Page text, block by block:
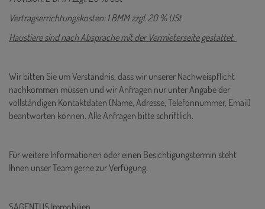
Vertragserrichtungskosten: 1 BMM zzgl. 20 % USt
Haustiere sind nach Absprache mit der Vermieterseite gestattet.
Wir bitten Sie um Verständnis, dass wir unserer Nachweispflicht
nachkommen müssen und wir Anfragen nur unter Angabe der
vollständigen Kontaktdaten (Name, Adresse, Telefonnummer, Email)
beantworten können. Alle Anfragen bitte schriftlich.
Für weitere Informationen oder einen Besichtigungstermin steht
Ihnen unser Team gerne zur Verfügung.